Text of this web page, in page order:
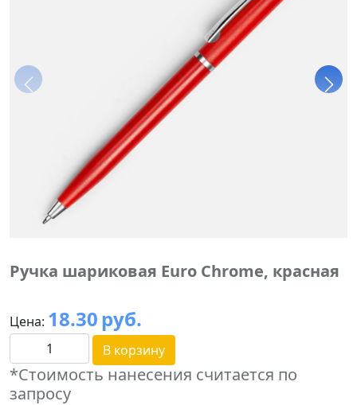
Ручка шариковая Euro Chrome, красная
Цена: 18.30 руб.
В корзину
*Стоимость нанесения считается по
запросу